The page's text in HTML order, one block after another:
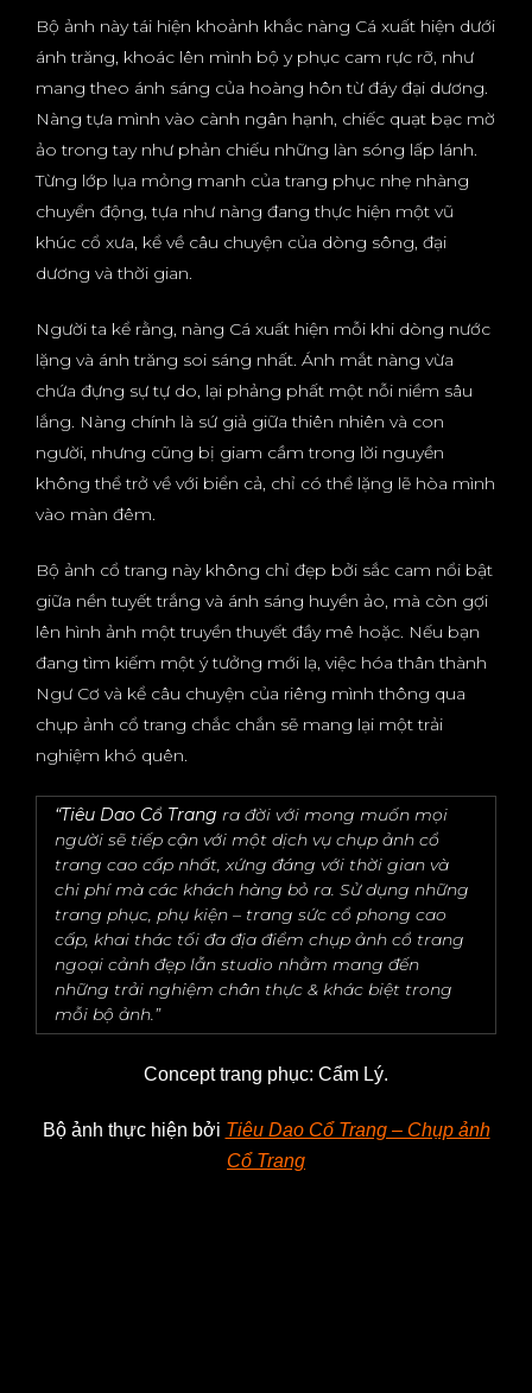
Bộ ảnh này tái hiện khoảnh khắc nàng Cá xuất hiện dưới
ánh trăng, khoác lên mình bộ y phục cam rực rỡ, như
mang theo ánh sáng của hoàng hôn từ đáy đại dương.
Nàng tựa mình vào cành ngân hạnh, chiếc quạt bạc mờ
ảo trong tay như phản chiếu những làn sóng lấp lánh.
Từng lớp lụa mỏng manh của trang phục nhẹ nhàng
chuyển động, tựa như nàng đang thực hiện một vũ
khúc cổ xưa, kể về câu chuyện của dòng sông, đại
dương và thời gian.
Người ta kể rằng, nàng Cá xuất hiện mỗi khi dòng nước
lặng và ánh trăng soi sáng nhất. Ánh mắt nàng vừa
chứa đựng sự tự do, lại phảng phất một nỗi niềm sâu
lắng. Nàng chính là sứ giả giữa thiên nhiên và con
người, nhưng cũng bị giam cầm trong lời nguyền
không thể trở về với biển cả, chỉ có thể lặng lẽ hòa mình
vào màn đêm.
Bộ ảnh cổ trang này không chỉ đẹp bởi sắc cam nổi bật
giữa nền tuyết trắng và ánh sáng huyền ảo, mà còn gợi
lên hình ảnh một truyền thuyết đầy mê hoặc. Nếu bạn
đang tìm kiếm một ý tưởng mới lạ, việc hóa thân thành
Ngư Cơ và kể câu chuyện của riêng mình thông qua
chụp ảnh cổ trang chắc chắn sẽ mang lại một trải
nghiệm khó quên.
“Tiêu Dao Cổ Trang ra đời với mong muốn mọi
người sẽ tiếp cận với một dịch vụ chụp ảnh cổ
trang cao cấp nhất, xứng đáng với thời gian và
chi phí mà các khách hàng bỏ ra. Sử dụng những
trang phục, phụ kiện – trang sức cổ phong cao
cấp, khai thác tối đa địa điểm chụp ảnh cổ trang
ngoại cảnh đẹp lẫn studio nhằm mang đến
những trải nghiệm chân thực & khác biệt trong
mỗi bộ ảnh.”
Concept trang phục: Cẩm Lý.
Bộ ảnh thực hiện bởi Tiêu Dao Cổ Trang – Chụp ảnh
Cổ Trang